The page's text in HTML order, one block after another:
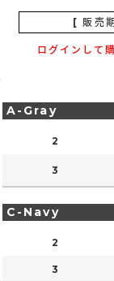
ログインして
[ 販売
A-Gray
2
3
C-Navy
2
3